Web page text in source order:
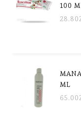
100
28.80
ML
65.00